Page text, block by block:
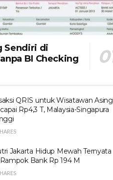
Sendiri di
BI Checking
QRIS untuk Wisatawan Asing
Rp4,3 T, Malaysia-Singapura
Jakarta Hidup Mewah Ternyata
Bank Rp 194 M